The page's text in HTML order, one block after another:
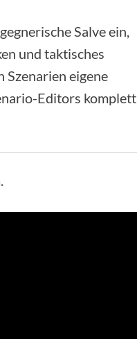
Salve ein,
und taktisches
Szenarien eigene
Editors komplett